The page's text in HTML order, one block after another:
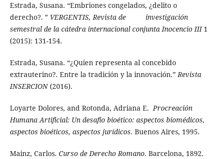
Estrada, Susana. “Embriones congelados, ¿delito o
derecho?. ”VERGENTIS, Revista de investigación
semestral de la cátedra internacional conjunta Inocencio III1
(2015): 131-154.
Estrada, Susana. “¿Quien representa al concebido
extrauterino?. Entre la tradición y la innovación.”Revista
INSERCION(2016).
Loyarte Dolores, and Rotonda, Adriana E. Procreación
Humana Artificial: Un desafío bioético: aspectos biomédicos,
aspectos bioéticos, aspectos jurídicos. Buenos Aires, 1995.
Mainz, Carlos. Curso de Derecho Romano. Barcelona, 1892.